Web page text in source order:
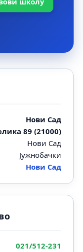
Нови Сад
89 (21000)
Нови Сад
Јужнобачки
Нови Сад
021/512-231